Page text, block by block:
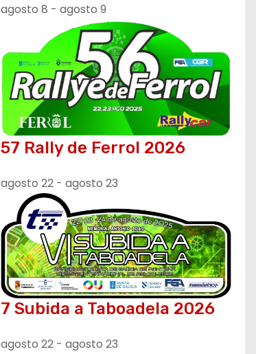
agosto 8 - agosto 9
57 Rally de Ferrol 2026
agosto 22 - agosto 23
7 Subida a Taboadela 2026
agosto 22 - agosto 23